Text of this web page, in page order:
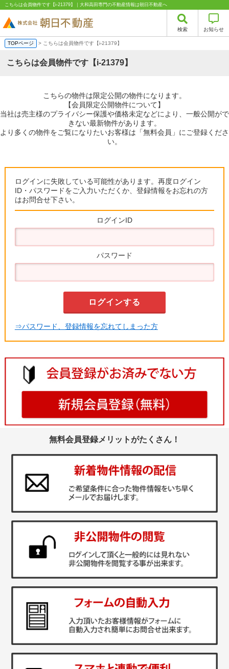
こちらは会員物件です【i-21379】｜大和高田専門の不動産情報は朝日不動産へ
検索 お知らせ
TOPページ > こちらは会員物件です【i-21379】
こちらは会員物件です【i-21379】
こちらの物件は限定公開の物件になります。
【会員限定公開物件について】
当社は売主様のプライバシー保護や価格未定などにより、一般公開がで
きない最新物件があります。
より多くの物件をご覧になりたいお客様は「無料会員」にご登録くださ
い。
ログインに失敗している可能性があります。再度ログイン
ID・パスワードをご入力いただくか、登録情報をお忘れの方
はお問合せ下さい。
ログインID
パスワード
⇒パスワード、登録情報を忘れてしまった方
無料会員登録メリットがたくさん！